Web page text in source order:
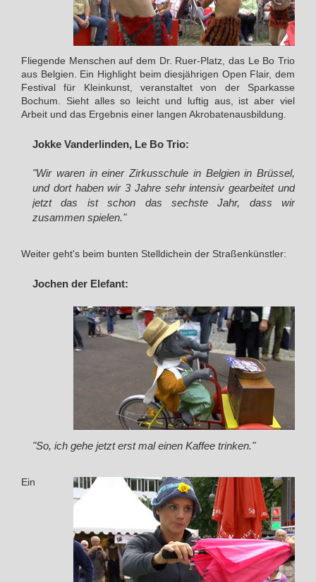
Fliegende Menschen auf dem Dr. Ruer-Platz, das Le Bo Trio
aus Belgien. Ein Highlight beim diesjährigen Open Flair, dem
Festival für Kleinkunst, veranstaltet von der Sparkasse
Bochum. Sieht alles so leicht und luftig aus, ist aber viel
Arbeit und das Ergebnis einer langen Akrobatenausbildung.
Jokke Vanderlinden, Le Bo Trio:
"Wir waren in einer Zirkusschule in Belgien in Brüssel,
und dort haben wir 3 Jahre sehr intensiv gearbeitet und
jetzt das ist schon das sechste Jahr, dass wir
zusammen spielen."
Weiter geht's beim bunten Stelldichein der Straßenkünstler:
Jochen der Elefant:
"So, ich gehe jetzt erst mal einen Kaffee trinken."
Ein